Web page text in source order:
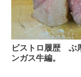
ビストロ履歴 ぶ
ンガス牛編。